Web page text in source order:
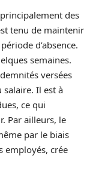
des
tenu de maintenir
d’absence.
semaines.
versées
Il est à
ce qui
Par ailleurs, le
par le biais
employés, crée